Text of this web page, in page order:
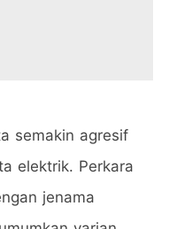
semakin agresif
elektrik. Perkara
jenama